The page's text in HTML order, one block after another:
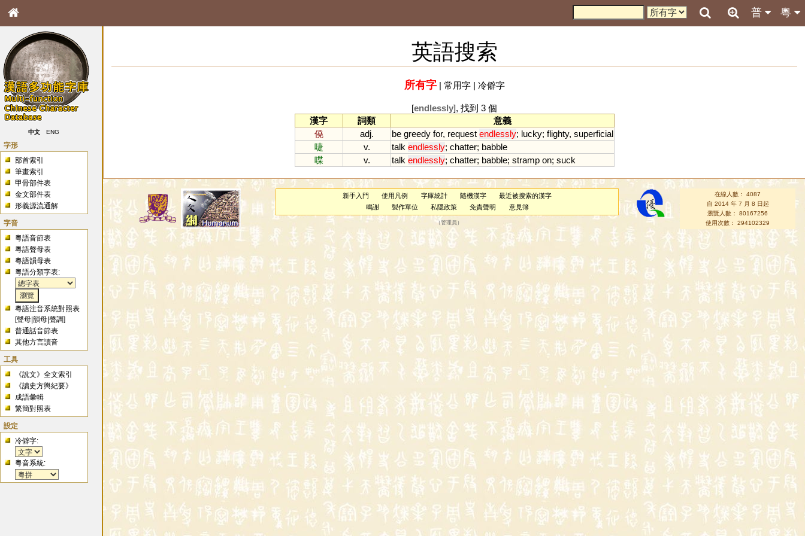
粵
普
中文 ENG
字形
部首索引
筆畫索引
甲骨部件表
金文部件表
形義源流通解
字音
粵語音節表
粵語聲母表
粵語韻母表
粵語分類字表:
粵語注音系統對照表
[聲母 |韻母 |聲調]
普通話音節表
其他方言讀音
工具
《說文》全文索引
《讀史方輿紀要》
成語彙輯
繁簡對照表
設定
冷僻字:
粵音系統:
英語搜索
所有字| 常用字| 冷僻字
[endlessly], 找到 3 個
漢字
詞類
意義
僥
adj. be greedy for, request endlessly; lucky; flighty, superficial
啑
v. talk endlessly; chatter; babble
喋
v. talk endlessly; chatter; babble; stramp on; suck
新手入門 使用凡例 字庫統計 隨機漢字
最近被搜索的漢字
鳴謝
製作單位 私隱政策 免責聲明 意見簿
（管理員 ）
在線人數： 4087
自 2014 年 7 月 8 日起
瀏覽人數： 80167256
使用次數： 294102329